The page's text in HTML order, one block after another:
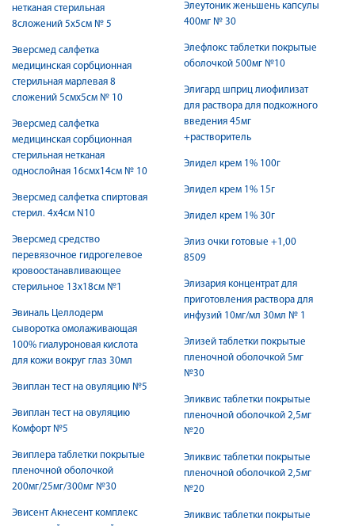
нетканая стерильная
8сложений 5х5см № 5
Эверсмед салфетка
медицинская сорбционная
стерильная марлевая 8
сложений 5смх5см № 10
Эверсмед салфетка
медицинская сорбционная
стерильная нетканая
однослойная 16смх14см № 10
Эверсмед салфетка спиртовая
стерил. 4х4см N10
Эверсмед средство
перевязочное гидрогелевое
кровоостанавливающее
стерильное 13х18см №1
Эвиналь Целлодерм
сыворотка омолаживающая
100% гиалуроновая кислота
для кожи вокруг глаз 30мл
Эвиплан тест на овуляцию №5
Эвиплан тест на овуляцию
Комфорт №5
Эвиплера таблетки покрытые
пленочной оболочкой
200мг/25мг/300мг №30
Эвисент Акнесент комплекс
Элеутоник женьшень капсулы
400мг № 30
Элефлокс таблетки покрытые
оболочкой 500мг №10
Элигард шприц лиофилизат
для раствора для подкожного
введения 45мг
+растворитель
Элидел крем 1% 100г
Элидел крем 1% 15г
Элидел крем 1% 30г
Элиз очки готовые +1,00
8509
Элизария концентрат для
приготовления раствора для
инфузий 10мг/мл 30мл № 1
Элизей таблетки покрытые
пленочной оболочкой 5мг
№30
Эликвис таблетки покрытые
пленочной оболочкой 2,5мг
№20
Эликвис таблетки покрытые
пленочной оболочкой 2,5мг
№20
Эликвис таблетки покрытые